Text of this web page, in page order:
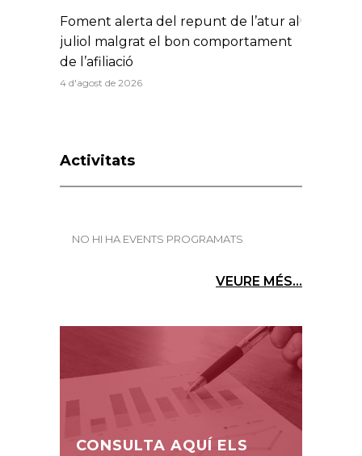
Foment alerta del repunt de l’atur al
juliol malgrat el bon comportament
de l’afiliació
4 d'agost de 2026
Activitats
NO HI HA EVENTS PROGRAMATS
VEURE MÉS...
CONSULTA AQUÍ ELS